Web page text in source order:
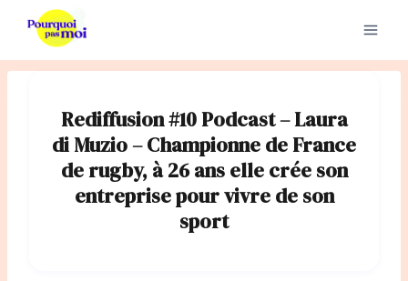
contenu
Rediffusion #10 Podcast – Laura
di Muzio – Championne de France
de rugby, à 26 ans elle crée son
entreprise pour vivre de son
sport